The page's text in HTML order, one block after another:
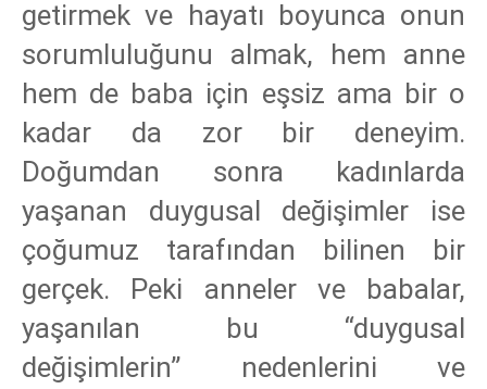
getirmek ve hayatı boyunca onun
sorumluluğunu almak, hem anne
hem de baba için eşsiz ama bir o
kadar da zor bir deneyim.
Doğumdan sonra kadınlarda
yaşanan duygusal değişimler ise
çoğumuz tarafından bilinen bir
gerçek. Peki anneler ve babalar,
yaşanılan bu “duygusal
değişimlerin” nedenlerini ve